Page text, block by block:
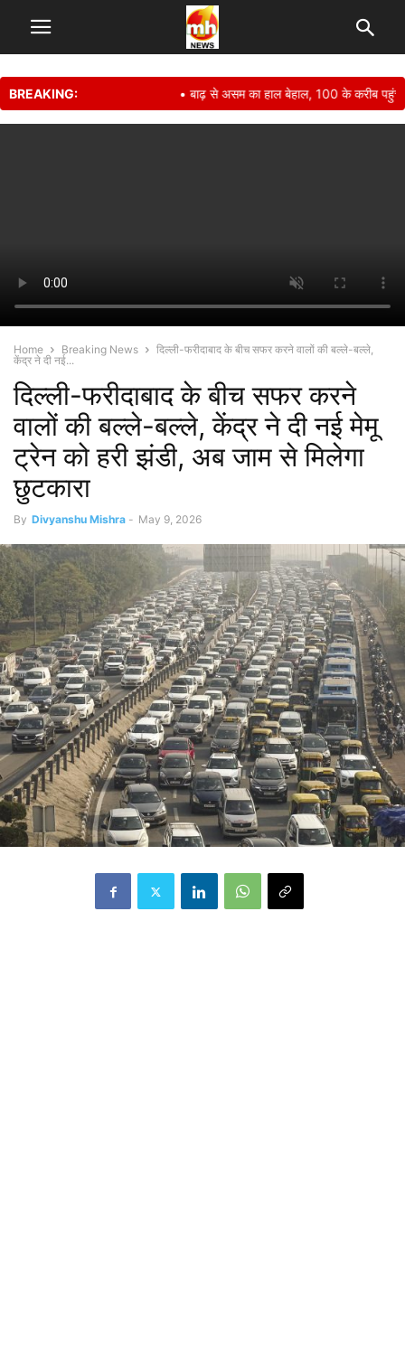
BREAKING: • बाढ़ से असम का हाल बेहाल, 100 के करीब पहुंचा
Home Breaking News
दिल्‍ली-फरीदाबाद के बीच सफर करने वालों की बल्ले-बल्ले,
केंद्र ने दी नई...
दिल्‍ली-फरीदाबाद के बीच सफर करने
वालों की बल्ले-बल्ले, केंद्र ने दी नई मेमू
ट्रेन को हरी झंडी, अब जाम से मिलेगा
छुटकारा
By Divyanshu Mishra - May 9, 2026